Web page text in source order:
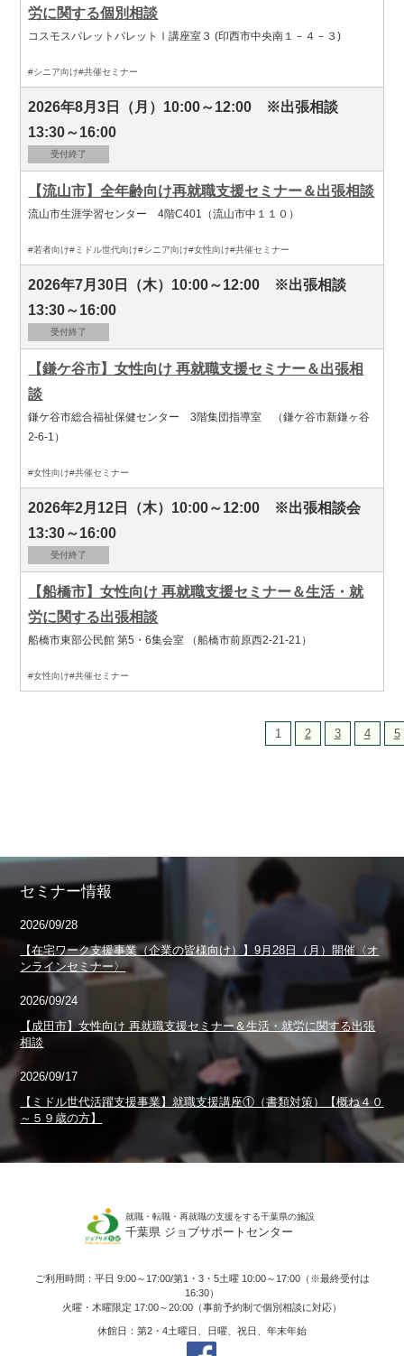
労に関する個別相談
コスモスパレットパレットⅠ講座室３ (印西市中央南１－４－３)
#シニア向け#共催セミナー
2026年8月3日（月）10:00～12:00 ※出張相談
13:30～16:00
受付終了
【流山市】全年齢向け再就職支援セミナー＆出張相談
流山市生涯学習センター 4階C401（流山市中１１０）
#若者向け#ミドル世代向け#シニア向け#女性向け#共催セミナー
2026年7月30日（木）10:00～12:00 ※出張相談
13:30～16:00
受付終了
【鎌ケ谷市】女性向け 再就職支援セミナー＆出張相
談
鎌ケ谷市総合福祉保健センター 3階集団指導室 （鎌ケ谷市新鎌ヶ谷
2-6-1）
#女性向け#共催セミナー
2026年2月12日（木）10:00～12:00 ※出張相談会
13:30～16:00
受付終了
【船橋市】女性向け 再就職支援セミナー＆生活・就
労に関する出張相談
船橋市東部公民館 第5・6集会室 （船橋市前原西2-21-21）
#女性向け#共催セミナー
1 2 3 4 5
セミナー情報
2026/09/28
【在宅ワーク支援事業（企業の皆様向け）】9月28日（月）開催〈オ
ンラインセミナー〉
2026/09/24
【成田市】女性向け 再就職支援セミナー＆生活・就労に関する出張
相談
2026/09/17
【ミドル世代活躍支援事業】就職支援講座①（書類対策）【概ね４０
～５９歳の方】
就職・転職・再就職の支援をする千葉県の施設
千葉県 ジョブサポートセンター
ご利用時間：平日 9:00～17:00/第1・3・5土曜 10:00～17:00（※最終受付は
16:30）
火曜・木曜限定 17:00～20:00（事前予約制で個別相談に対応）
休館日：第2・4土曜日、日曜、祝日、年末年始